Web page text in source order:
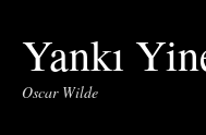
Yankı
Oscar Wilde